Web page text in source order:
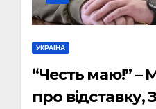
УКРАЇНА
“Честь маю!” –
про відставку,